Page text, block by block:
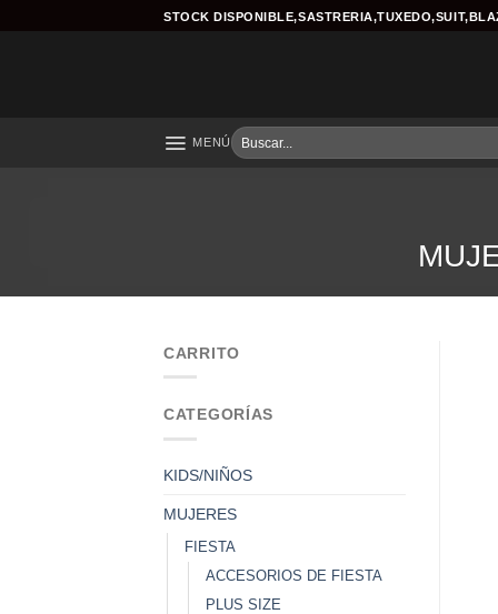
STOCK
MENÚ
Buscar
por:
CARRITO
CATEGORÍAS
KIDS/NIÑOS
MUJERES
FIESTA
ACCESORIOS DE FIESTA
PLUS SIZE